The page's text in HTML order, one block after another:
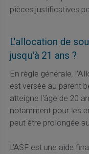
pièces justificatives
L'allocation de
jusqu'à 21 ans ?
En règle générale,
est versée au parent
atteigne l'âge de 20
notamment pour les
peut être prolongée
L'ASF est une aide